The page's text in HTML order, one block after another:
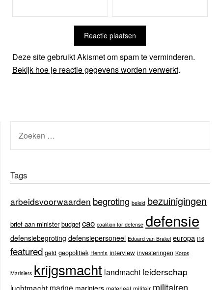
Deze site gebruikt Akismet om spam te verminderen.
Bekijk hoe je reactie gegevens worden verwerkt.
NAAR:
Tags
arbeidsvoorwaarden begroting beleid bezuinigingen
brief aan minister budget cao coalition for defense defensie
defensiebegroting defensiepersoneel Eduard van Brakel europa f16
featured geld geopolitiek Hennis interview investeringen Korps
Mariniers krijgsmacht landmacht leiderschap
luchtmacht marine mariniers materieel militair militairen